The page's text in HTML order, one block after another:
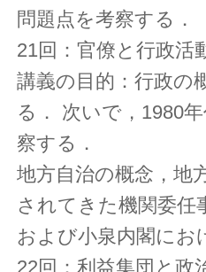
問題点を考察する．
21回：官僚と行政活
講義の目的：行政の
る． 次いで，1980
察する．
地方自治の概念，地
されてきた機関委任
および小泉内閣にお
22回：利益集団と政